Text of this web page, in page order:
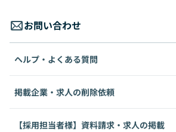
お問い合わせ
ヘルプ・よくある質問
掲載企業・求人の削除依頼
【採用担当者様】資料請求・求人の掲載